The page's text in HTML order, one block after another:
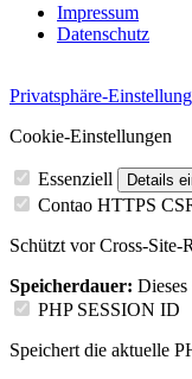
Impressum
Datenschutz
Privatsphäre-
Cookie-Einstellungen
Essenziell Details
Contao HTTPS
Schützt vor Cross-Site-
Speicherdauer:
PHP SESSION ID
Speichert die aktuelle